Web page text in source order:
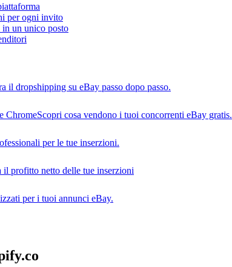
per ogni invito
un unico posto
il dropshipping su eBay passo dopo passo.
ChromeScopri cosa vendono i tuoi concorrenti eBay gratis.
per le tue inserzioni.
il profitto netto delle tue inserzioni
per i tuoi annunci eBay.